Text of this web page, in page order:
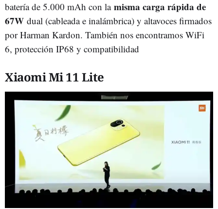
batería de 5.000 mAh con la misma carga rápida de
67W dual (cableada e inalámbrica) y altavoces firmados
por Harman Kardon. También nos encontramos WiFi
6, protección IP68 y compatibilidad
Xiaomi Mi 11 Lite